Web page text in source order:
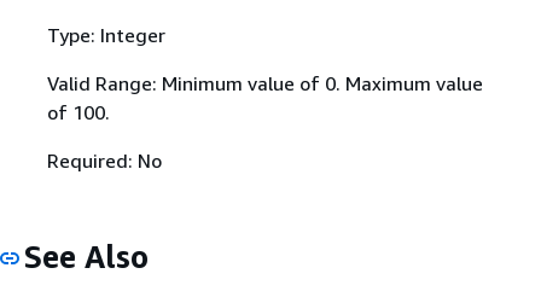
Type: Integer
Valid Range: Minimum value of 0. Maximum value
of 100.
Required: No
See Also